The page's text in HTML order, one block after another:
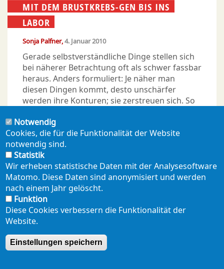
MIT DEM BRUSTKREBS-GEN BIS INS
LABOR
Sonja Palfner 4. Januar 2010
Gerade selbstverständliche Dinge stellen sich
bei näherer Betrachtung oft als schwer fassbar
heraus. Anders formuliert: Je näher man
diesen Dingen kommt, desto unschärfer
werden ihre Konturen; sie zerstreuen sich. So
eigentlich ist ein Gen? Eine
Untersuchungsskizze aus Anlass seines 100.
Geburtstages.
Footer
mobil
NEWSLETTER PRESSE
Notwendig
Cookies, die für die Funktionalität der Website
notwendig sind.
Statistik
Wir erheben statistische Daten mit der Analysesoftware
Matomo. Diese Daten sind anonymisiert und werden
nach einem Jahr gelöscht.
Funktion
Diese Cookies verbessern die Funktionalität der
Website.
Einstellungen speichern